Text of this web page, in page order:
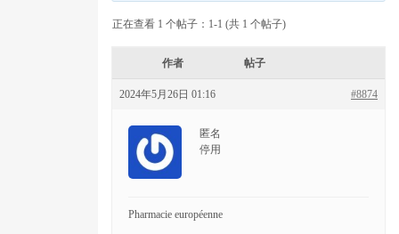
正在查看 1 个帖子：1-1 (共 1 个帖子)
作者 帖子
2024年5月26日 01:16 #8874
匿名
停用
Pharmacie européenne